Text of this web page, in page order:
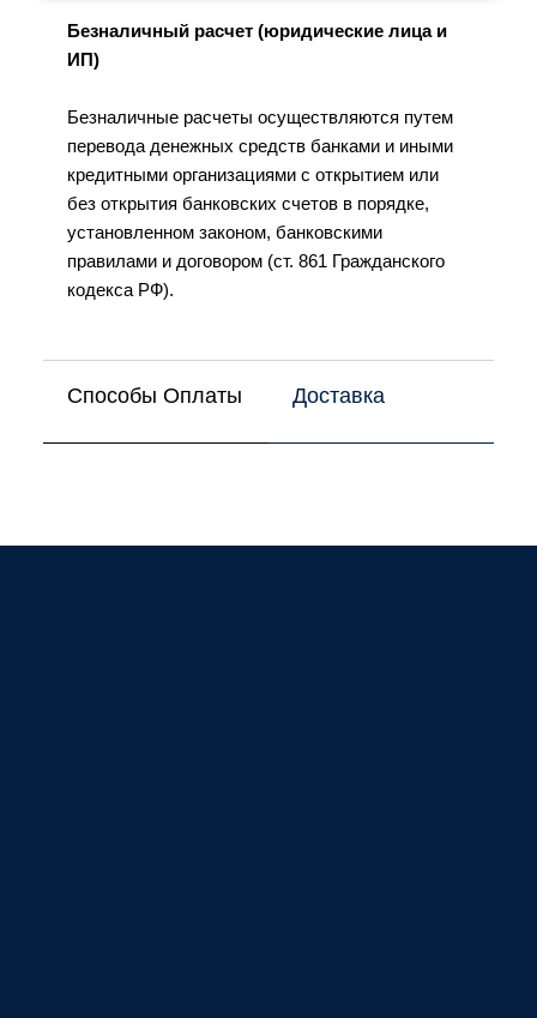
Безналичный расчет (юридические лица и
ИП)
Безналичные расчеты осуществляются путем
перевода денежных средств банками и иными
кредитными организациями с открытием или
без открытия банковских счетов в порядке,
установленном законом, банковскими
правилами и договором (ст. 861 Гражданского
кодекса РФ).
Способы Оплаты Доставка